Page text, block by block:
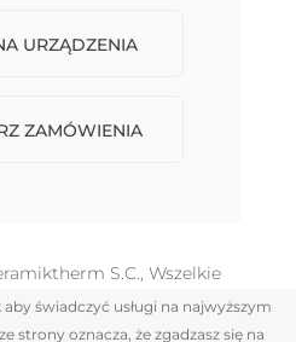
URZĄDZENIA
ZAMÓWIENIA
S.C., Wszelkie
egzyl.pl
świadczyć usługi na najwyższym
strony oznacza, że zgadzasz się na